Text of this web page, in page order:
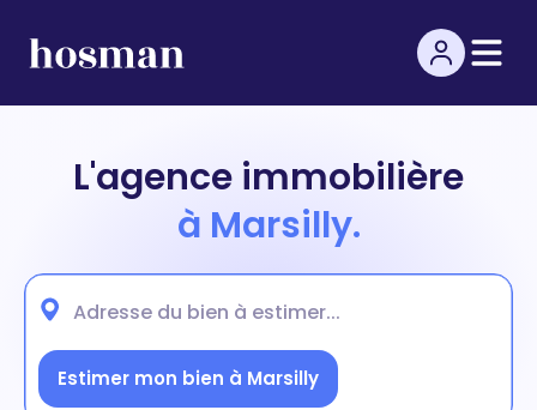
L'agence immobilière
à Marsilly.
Estimer mon bien à Marsilly